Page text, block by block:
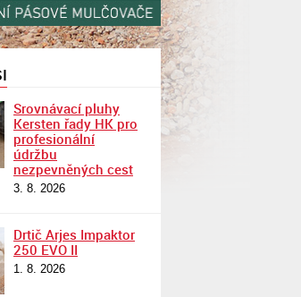
Srovnávací pluhy
Kersten řady HK pro
profesionální
údržbu
nezpevněných cest
3. 8. 2026
Drtič Arjes Impaktor
250 EVO II
1. 8. 2026